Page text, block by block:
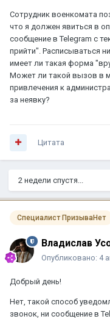
Сотрудник военкомата
что я должен явиться в
сообщение в Telegram с
прийти". Расписываться
имеет ли такая форма
Может ли такой вызов в
привлечения к
за неявку?
Цитата
2 недели спустя...
Специалист ПризываНет
Владислав
Опубликовано: 4
Добрый день!
Нет, такой способ
звонок, ни сообщение в